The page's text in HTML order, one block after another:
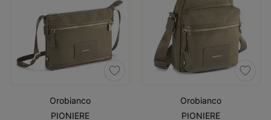
Orobianco
PIONIERE
Orobianco
PIONIERE